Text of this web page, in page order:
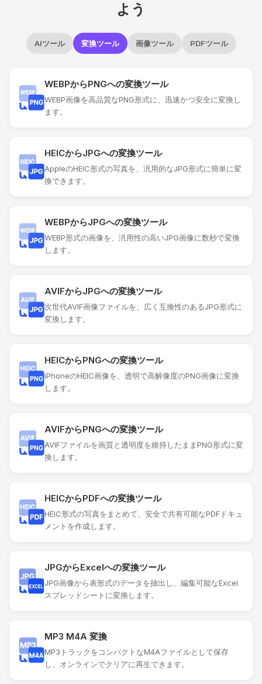
よう
AIツール 変換ツール 画像ツール PDFツール
WEBPからPNGへの変換ツール
WEBP画像を高品質なPNG形式に、迅速かつ安全に変換し
ます。
HEICからJPGへの変換ツール
AppleのHEIC形式の写真を、汎用的なJPG形式に簡単に変
換できます。
WEBPからJPGへの変換ツール
WEBP形式の画像を、汎用性の高いJPG画像に数秒で変換
します。
AVIFからJPGへの変換ツール
次世代AVIF画像ファイルを、広く互換性のあるJPG形式に
変換します。
HEICからPNGへの変換ツール
iPhoneのHEIC画像を、透明で高解像度のPNG画像に変換
します。
AVIFからPNGへの変換ツール
AVIFファイルを画質と透明度を維持したままPNG形式に変
換します。
HEICからPDFへの変換ツール
HEIC形式の写真をまとめて、安全で共有可能なPDFドキュ
メントを作成します。
JPGからExcelへの変換ツール
JPG画像から表形式のデータを抽出し、編集可能なExcel
スプレッドシートに変換します。
MP3 M4A 変換
MP3トラックをコンパクトなM4Aファイルとして保存
し、オンラインでクリアに再生できます。